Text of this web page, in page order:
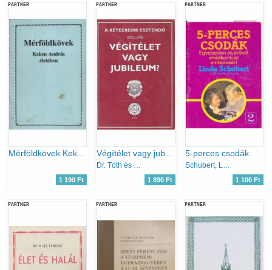
PARTNER
1 190 Ft
PARTNER
Dr. Tóth és Dr. Tenke
1 890 Ft
PARTNER
5-perces csodák
Schubert, Linda
1 100 Ft
PARTNER PARTNER PARTNER